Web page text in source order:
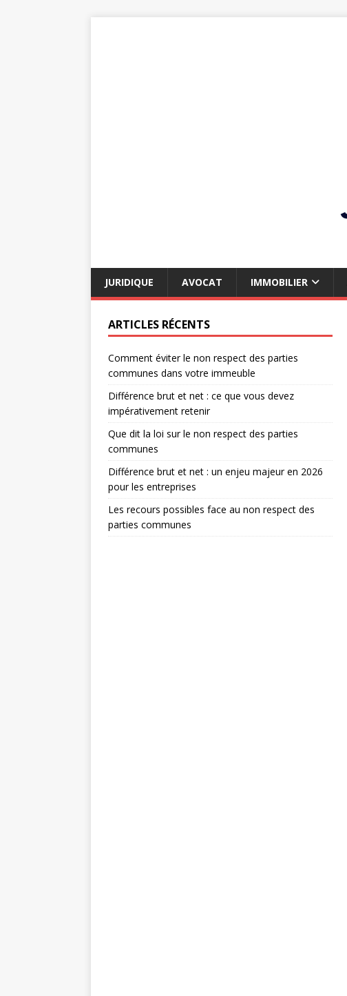
JURIDIQUE AVOCAT IMMOBILIER
ARTICLES RÉCENTS
Comment éviter le non respect des parties
communes dans votre immeuble
Différence brut et net : ce que vous devez
impérativement retenir
Que dit la loi sur le non respect des parties
communes
Différence brut et net : un enjeu majeur en 2026
pour les entreprises
Les recours possibles face au non respect des
parties communes